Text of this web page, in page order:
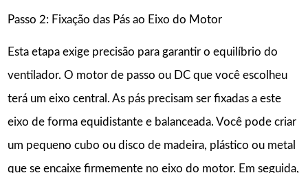
Passo 2: Fixação das Pás ao Eixo do Motor
Esta etapa exige precisão para garantir o equilíbrio do
ventilador. O motor de passo ou DC que você escolheu
terá um eixo central. As pás precisam ser fixadas a este
eixo de forma equidistante e balanceada. Você pode criar
um pequeno cubo ou disco de madeira, plástico ou metal
que se encaixe firmemente no eixo do motor. Em seguida,